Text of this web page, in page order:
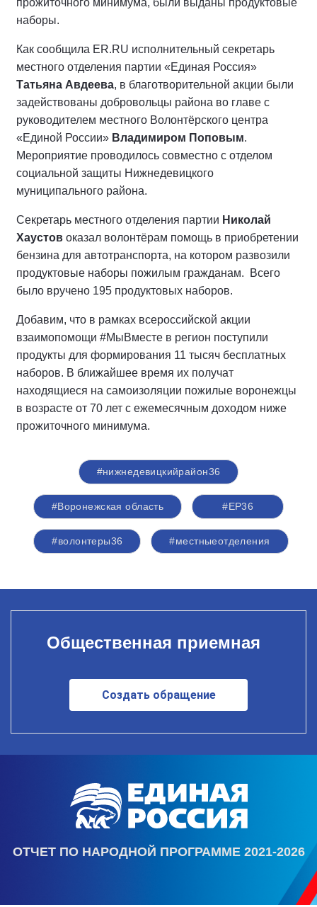
прожиточного минимума, были выданы продуктовые
наборы.
Как сообщила ER.RU исполнительный секретарь
местного отделения партии «Единая Россия»
Татьяна Авдеева, в благотворительной акции были
задействованы добровольцы района во главе с
руководителем местного Волонтёрского центра
«Единой России» Владимиром Поповым.
Мероприятие проводилось совместно с отделом
социальной защиты Нижнедевицкого
муниципального района.
Секретарь местного отделения партии Николай
Хаустов оказал волонтёрам помощь в приобретении
бензина для автотранспорта, на котором развозили
продуктовые наборы пожилым гражданам.
Всего
было вручено 195 продуктовых наборов.
Добавим, что в рамках всероссийской акции
взаимопомощи #МыВместе в регион поступили
продукты для формирования 11 тысяч бесплатных
наборов. В ближайшее время их получат
находящиеся на самоизоляции пожилые воронежцы
в возрасте от 70 лет с ежемесячным доходом ниже
прожиточного минимума.
#нижнедевицкийрайон36
#Воронежская область #ЕР36
#волонтеры36 #местныеотделения
Общественная приемная
Создать обращение
ОТЧЕТ ПО НАРОДНОЙ ПРОГРАММЕ 2021-2026